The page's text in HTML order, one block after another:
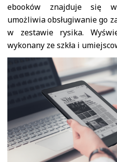
ebooków znajduje się
umożliwia obsługiwanie go
w zestawie rysika.
wykonany ze szkła i